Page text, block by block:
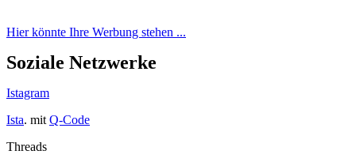
Hier könnte Ihre Werbung stehen ...
Soziale Netzwerke
Istagram
Ista. mit Q-Code
Threads